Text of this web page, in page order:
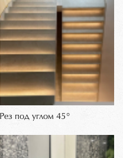
Рез под углом 45°